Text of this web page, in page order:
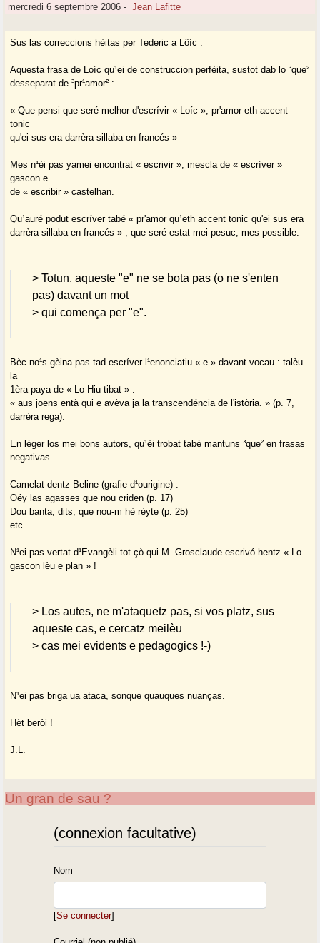
mercredi 6 septembre 2006 - Jean Lafitte
Sus las correccions hèitas per Tederic a Lôíc :
Aquesta frasa de Loíc qu¹ei de construccion perfèita, sustot dab lo ³que²
desseparat de ³pr¹amor² :
« Que pensi que seré melhor d'escrívir « Loíc », pr'amor eth accent
tonic
qu'ei sus era darrèra sillaba en francés »
Mes n¹èi pas yamei encontrat « escrivir », mescla de « escríver »
gascon e
de « escribir » castelhan.
Qu¹auré podut escríver tabé « pr'amor qu¹eth accent tonic qu'ei sus era
darrèra sillaba en francés » ; que seré estat mei pesuc, mes possible.
> Totun, aqueste "e" ne se bota pas (o ne s'enten
pas) davant un mot
> qui comença per "e".
Bèc no¹s gèina pas tad escríver l¹enonciatiu « e » davant vocau : talèu
la
1èra paya de « Lo Hiu tibat » :
« aus joens entà qui e avèva ja la transcendéncia de l'istòria. » (p. 7,
darrèra rega).
En léger los mei bons autors, qu¹èi trobat tabé mantuns ³que² en frasas
negativas.
Camelat dentz Beline (grafie d¹ourigine) :
Oéy las agasses que nou criden (p. 17)
Dou banta, dits, que nou-m hè rèyte (p. 25)
etc.
N¹ei pas vertat d¹Evangèli tot çò qui M. Grosclaude escrivó hentz « Lo
gascon lèu e plan » !
> Los autes, ne m'ataquetz pas, si vos platz, sus
aqueste cas, e cercatz meilèu
> cas mei evidents e pedagogics !-)
N¹ei pas briga ua ataca, sonque quauques nuanças.
Hèt beròi !
J.L.
Un gran de sau ?
(connexion facultative)
Nom
[Se connecter]